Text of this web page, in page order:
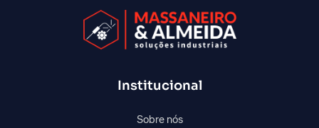
Institucional
Sobre nós